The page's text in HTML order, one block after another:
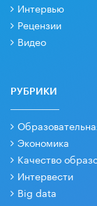
Интервью
Рецензии
Видео
РУБРИКИ
Экономика
Качество
Интервести
Big data